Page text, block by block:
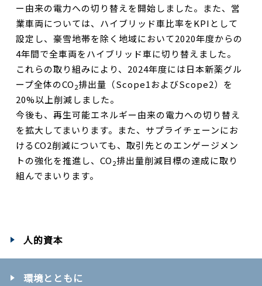
ー由来の電力への切り替えを開始しました。また、営
業車両については、ハイブリッド車比率をKPIとして
設定し、豪雪地帯を除く地域において2020年度からの
4年間で全車両をハイブリッド車に切り替えました。
これらの取り組みにより、2024年度には日本新薬グル
ープ全体のCO2排出量（Scope1およびScope2）を
20%以上削減しました。
今後も、再生可能エネルギー由来の電力への切り替え
を拡大してまいります。また、サプライチェーンにお
けるCO2削減についても、取引先とのエンゲージメン
トの強化を推進し、CO2排出量削減目標の達成に取り
組んでまいります。
人的資本
環境とともに